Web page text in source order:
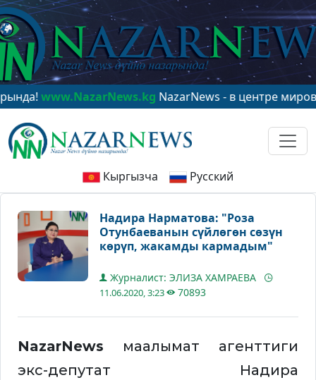
NazarNews - в центре мирового
Кыргызча Русский
Надира Нарматова: "Роза
Отунбаеванын сүйлөгөн сөзүн
көрүп, жакамды кармадым"
Журналист: ЭЛИЗА ХАМРАЕВА
11.06.2020, 3:23 70893
NazarNews маалымат агенттиги
экс-депутат Надира